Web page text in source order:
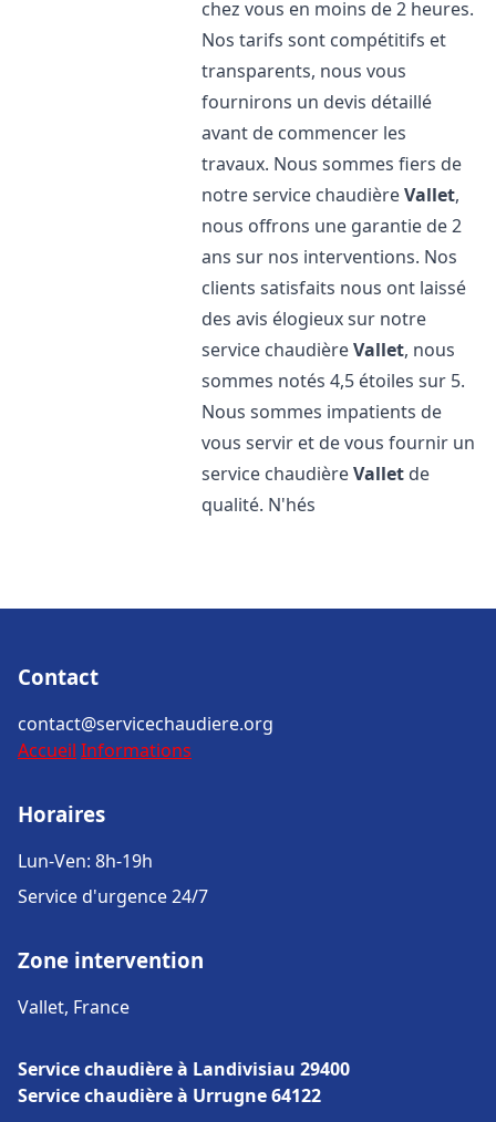
chez vous en moins de 2 heures.
Nos tarifs sont compétitifs et
transparents, nous vous
fournirons un devis détaillé
avant de commencer les
travaux. Nous sommes fiers de
notre service chaudièreVallet,
nous offrons une garantie de 2
ans sur nos interventions. Nos
clients satisfaits nous ont laissé
des avis élogieux sur notre
service chaudièreVallet, nous
sommes notés 4,5 étoiles sur 5.
Nous sommes impatients de
vous servir et de vous fournir un
service chaudièreVallet de
qualité. N'hés
Contact
contact@servicechaudiere.org
Accueil Informations
Horaires
Lun-Ven: 8h-19h
Service d'urgence 24/7
Zone intervention
Vallet, France
Service chaudière à Landivisiau 29400
Service chaudière à Urrugne 64122